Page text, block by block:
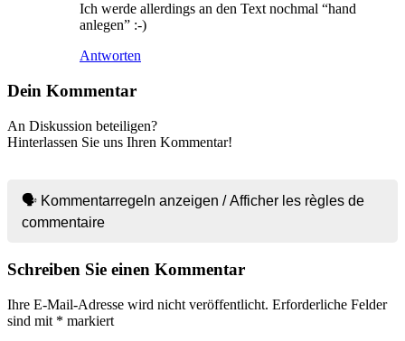
Ich werde allerdings an den Text nochmal “hand
anlegen” :-)
Antworten
Dein Kommentar
An Diskussion beteiligen?
Hinterlassen Sie uns Ihren Kommentar!
🗣 Kommentarregeln anzeigen / Afficher les règles de
commentaire
Schreiben Sie einen Kommentar
Ihre E-Mail-Adresse wird nicht veröffentlicht. Erforderliche Felder
sind mit * markiert